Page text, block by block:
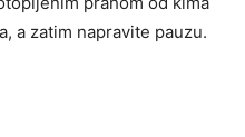
a zatim napravite pauzu.